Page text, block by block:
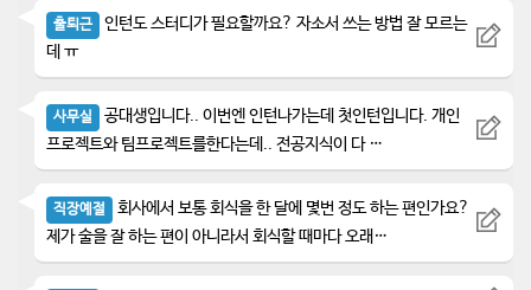
출퇴근
인턴도 스터디가 필요할까요? 자소서 쓰는 방법 잘 모르는
데 ㅠ
사무실
공대생입니다.. 이번엔 인턴나가는데 첫인턴입니다. 개인
프로젝트와 팀프로젝트를한다는데.. 전공지식이 다 …
직장예절
회사에서 보통 회식을 한 달에 몇번 정도 하는 편인가요?
제가 술을 잘 하는 편이 아니라서 회식할 때마다 오래…